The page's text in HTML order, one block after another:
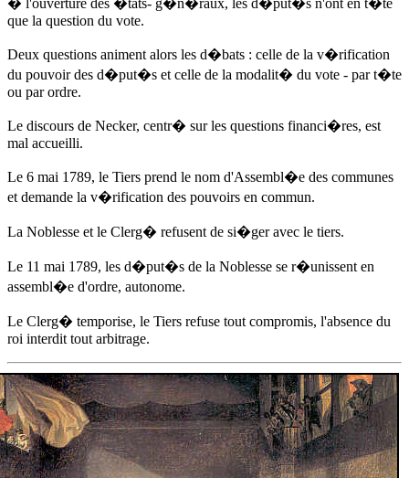
� l'ouverture des �tats- g�n�raux, les d�put�s n'ont en t�te
que la question du vote.
Deux questions animent alors les d�bats : celle de la v�rification
du pouvoir des d�put�s et celle de la modalit� du vote - par t�te
ou par ordre.
Le discours de Necker, centr� sur les questions financi�res, est
mal accueilli.
Le 6 mai 1789, le Tiers prend le nom d'Assembl�e des communes
et demande la v�rification des pouvoirs en commun.
La Noblesse et le Clerg� refusent de si�ger avec le tiers.
Le 11 mai 1789, les d�put�s de la Noblesse se r�unissent en
assembl�e d'ordre, autonome.
Le Clerg� temporise, le Tiers refuse tout compromis, l'absence du
roi interdit tout arbitrage.